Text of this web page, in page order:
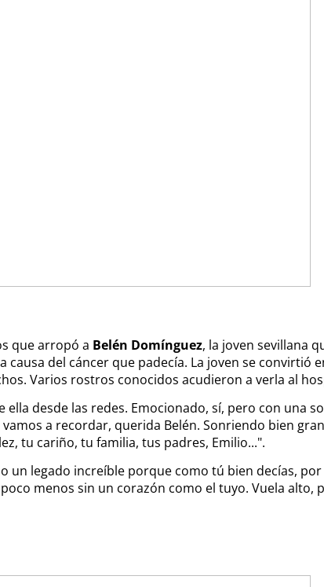
que arropó a Belén Domínguez, la joven sevillana
causa del cáncer que padecía. La joven se convirtió
Varios rostros conocidos acudieron a verla al
ella desde las redes. Emocionado, sí, pero con una
a recordar, querida Belén. Sonriendo bien
tu cariño, tu familia, tus padres, Emilio...".
un legado increíble porque como tú bien decías,
menos sin un corazón como el tuyo. Vuela alto,